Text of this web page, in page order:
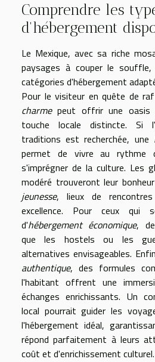
Comprendre les
d'hébergement
Le Mexique, avec sa riche
paysages à couper le
catégories d'hébergement
Pour le visiteur en quête de
charmepeut offrir une oasis
touche locale distincte. Si
traditions est recherchée, une
permet de vivre au rythme
s'imprégner de la culture. Les
modéré trouveront leur
jeunesse, lieux de
excellence. Pour ceux qui
d'hébergement économique,
que les hostels ou les
alternatives envisageables.
authentique, des formules
l'habitant offrent une
échanges enrichissants. Un
local pourrait guider les
l'hébergement idéal,
répond parfaitement à leurs
coût et d'enrichissement culturel.